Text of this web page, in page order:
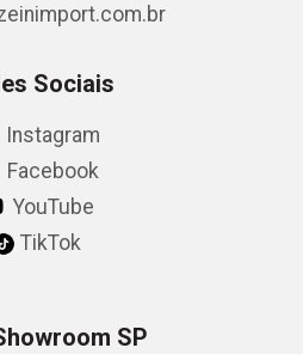
Sociais
Instagram
Facebook
YouTube
TikTok
SP